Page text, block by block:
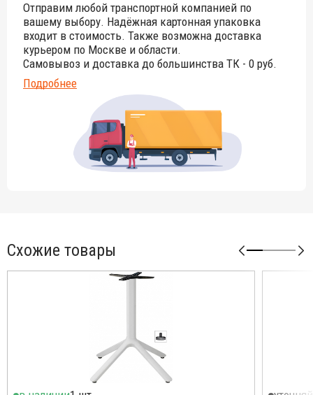
Отправим любой транспортной компанией по
вашему выбору. Надёжная картонная упаковка
входит в стоимость. Также возможна доставка
курьером по Москве и области.
Самовывоз и доставка до большинства ТК - 0 руб.
Подробнее
Схожие товары